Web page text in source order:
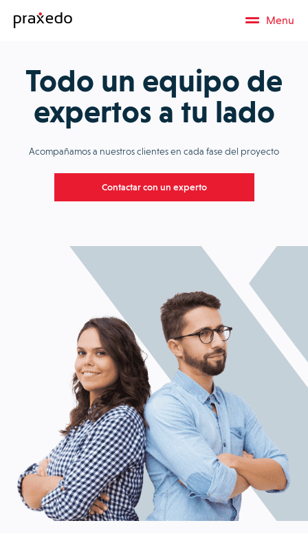
Menu
Todo un equipo de
expertos a tu lado
Acompañamos a nuestros clientes en cada fase del proyecto
Contactar con un experto